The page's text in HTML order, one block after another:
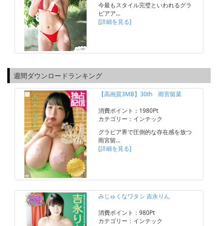
今最もスタイル完璧といわれるグラ
ビアア…
[詳細を見る]
週間ダウンロードランキング
【高画質3MB】30th 雨宮留菜
消費ポイント：1980Pt
カテゴリー：インテック
グラビア界で圧倒的な存在感を放つ
雨宮留…
[詳細を見る]
みじゅくなワタシ 吉永りん
消費ポイント：980Pt
カテゴリー：インテック